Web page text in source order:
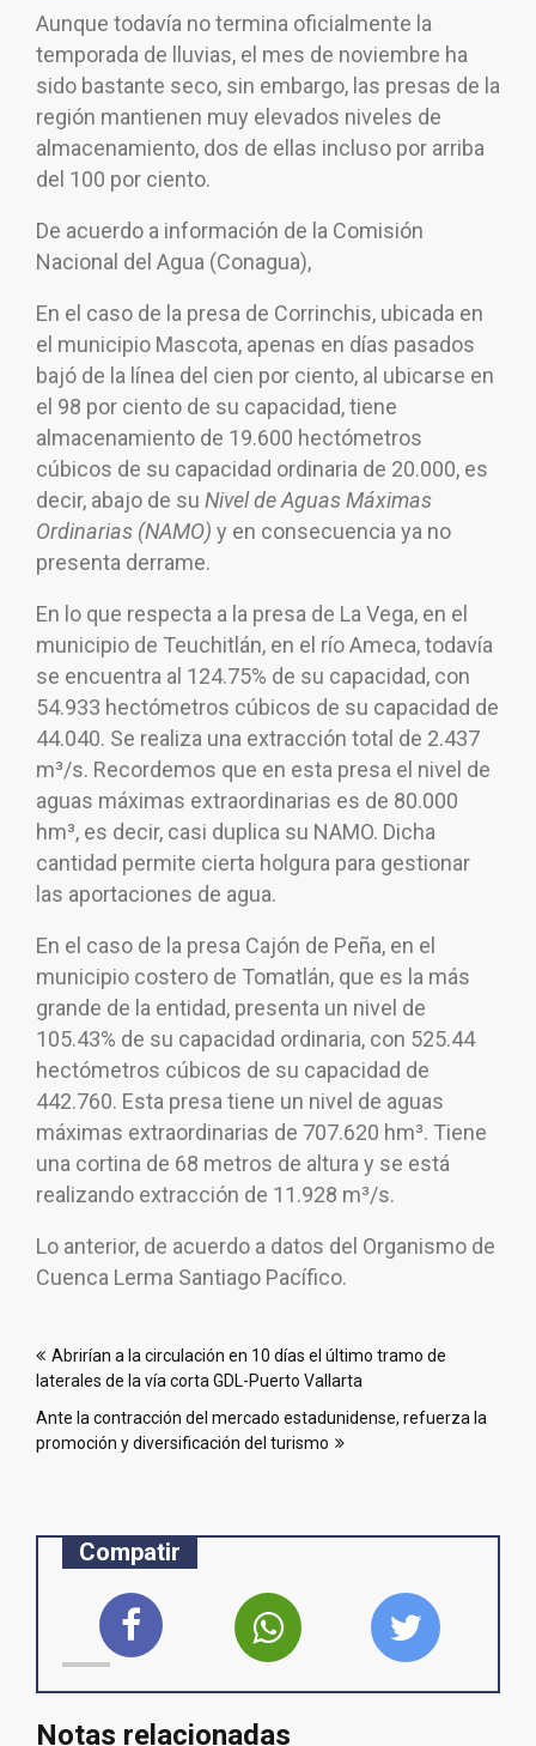
Aunque todavía no termina oficialmente la
temporada de lluvias, el mes de noviembre ha
sido bastante seco, sin embargo, las presas de la
región mantienen muy elevados niveles de
almacenamiento, dos de ellas incluso por arriba
del 100 por ciento.
De acuerdo a información de la Comisión
Nacional del Agua (Conagua),
En el caso de la presa de Corrinchis, ubicada en
el municipio Mascota, apenas en días pasados
bajó de la línea del cien por ciento, al ubicarse en
el 98 por ciento de su capacidad, tiene
almacenamiento de 19.600 hectómetros
cúbicos de su capacidad ordinaria de 20.000, es
decir, abajo de su Nivel de Aguas Máximas
Ordinarias (NAMO) y en consecuencia ya no
presenta derrame.
En lo que respecta a la presa de La Vega, en el
municipio de Teuchitlán, en el río Ameca, todavía
se encuentra al 124.75% de su capacidad, con
54.933 hectómetros cúbicos de su capacidad de
44.040. Se realiza una extracción total de 2.437
m³/s. Recordemos que en esta presa el nivel de
aguas máximas extraordinarias es de 80.000
hm³, es decir, casi duplica su NAMO. Dicha
cantidad permite cierta holgura para gestionar
las aportaciones de agua.
En el caso de la presa Cajón de Peña, en el
municipio costero de Tomatlán, que es la más
grande de la entidad, presenta un nivel de
105.43% de su capacidad ordinaria, con 525.44
hectómetros cúbicos de su capacidad de
442.760. Esta presa tiene un nivel de aguas
máximas extraordinarias de 707.620 hm³. Tiene
una cortina de 68 metros de altura y se está
realizando extracción de 11.928 m³/s.
Lo anterior, de acuerdo a datos del Organismo de
Cuenca Lerma Santiago Pacífico.
de
entradas
Abrirían a la circulación en 10 días el último tramo de
laterales de la vía corta GDL-Puerto Vallarta
Ante la contracción del mercado estadunidense, refuerza la
promoción y diversificación del turismo
Compatir
Notas relacionadas